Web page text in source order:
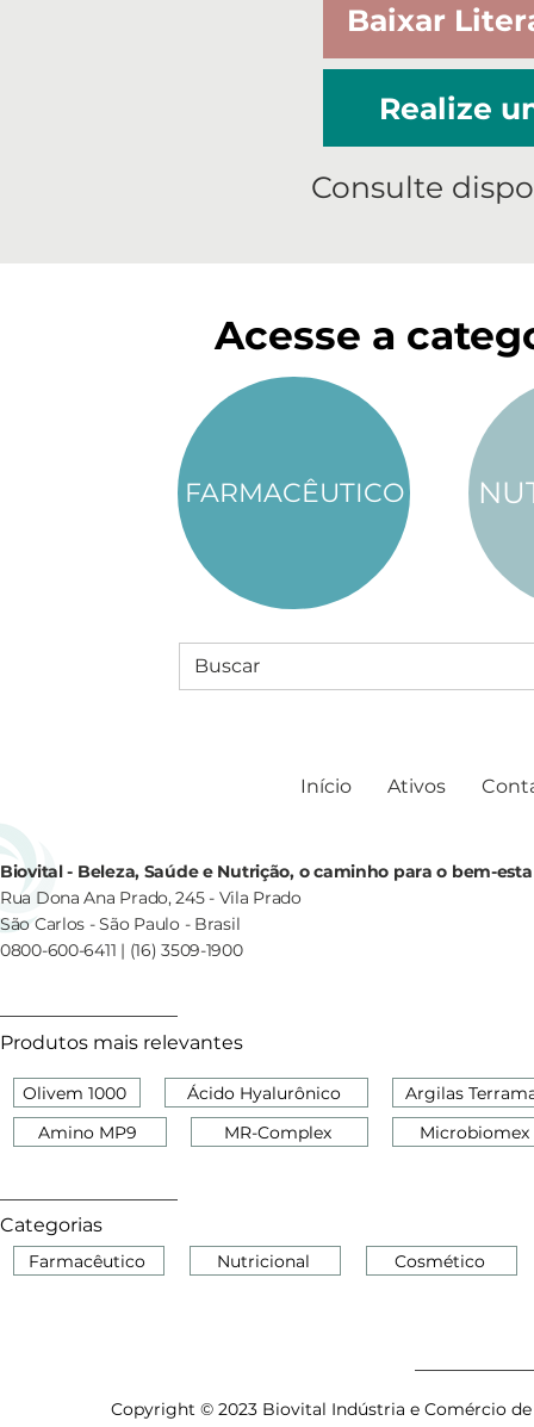
Baixar
Realize
Consulte
Acesse a
FARMACÊUTICO
Biovital - Beleza, Saúde e Nutrição, o caminho para o bem-
Rua Dona Ana Prado, 245 - Vila Prado
São Carlos - São Paulo - Brasil
0800-600-6411 | (16) 3509-1900
Início Ativos
Produtos mais relevantes
Olivem 1000
Ácido Hyalurônico
Amino MP9
MR-Complex
Argilas
Microbiomex
Categorias
Farmacêutico Nutricional Cosmético
Copyright © 2023 Biovital Indústria e Comércio de